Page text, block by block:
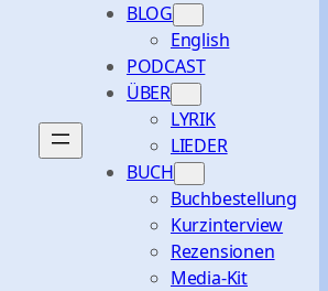
BLOG
English
PODCAST
ÜBER
LYRIK
LIEDER
BUCH
Buchbestellung
Kurzinterview
Rezensionen
Media-Kit